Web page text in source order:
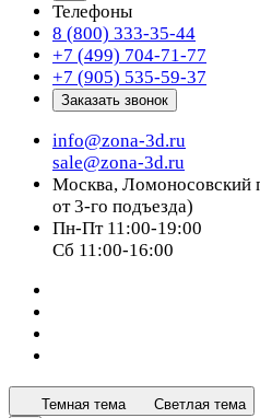
Телефоны
8 (800) 333-35-44
+7 (499) 704-71-77
+7 (905) 535-59-37
Заказать звонок
info@zona-3d.ru
sale@zona-3d.ru
Москва, Ломоносовский
от 3-го подъезда)
Пн-Пт 11:00-19:00
Сб 11:00-16:00
Темная тема Светлая тема